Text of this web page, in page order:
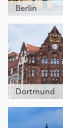
Berlin
Dortmund